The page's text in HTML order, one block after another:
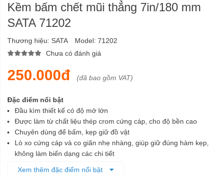
Kềm bấm chết mũi thẳng 7in/180 mm
SATA 71202
Thương hiệu: SATA Model: 71202
Chưa có đánh giá
250.000đ (đã bao gồm VAT)
Đặc điểm nổi bật
Đầu kìm thiết kế có độ mở lớn
Được làm từ chất liệu thép crom cứng cáp, cho độ bền cao
Chuyên dùng để bấm, kẹp giữ đồ vật
Lò xo cứng cáp và co giãn nhẹ nhàng, giúp giữ đúng hàm kẹp,
không làm biến dạng các chi tiết
Xem thêm đặc điểm nổi bật